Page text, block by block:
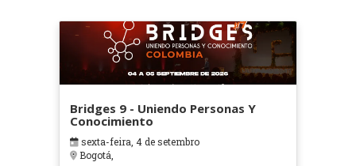
Bridges 9 - Uniendo Personas Y
Conocimiento
sexta-feira, 4 de setembro
Bogotá,